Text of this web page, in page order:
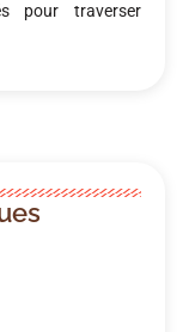
pour traverser